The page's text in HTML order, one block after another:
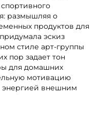
размышляя о
продуктов для
эскиз
стиле арт-группы
пор задает тон
для домашних
мотивацию
внешним